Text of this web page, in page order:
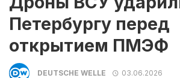
Петербургу перед
открытием ПМЭФ
DEUTSCHE WELLE 03.06.2026